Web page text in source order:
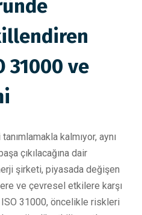
31000 ve
kalmıyor, aynı
çıkılacağına dair
şirketi, piyasada değişen
ve çevresel etkilere karşı
ISO 31000, öncelikle riskleri